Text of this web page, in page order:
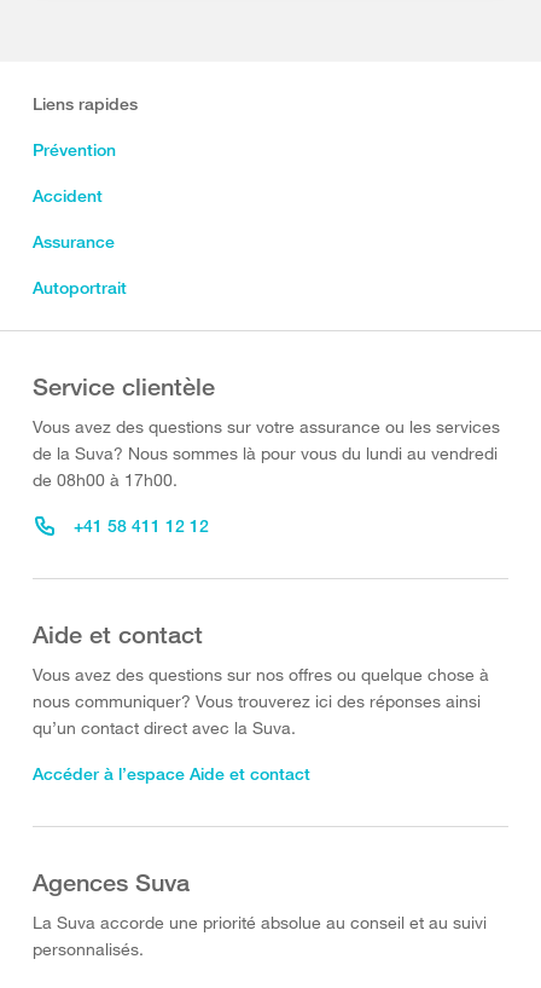
Liens rapides
Prévention
Accident
Assurance
Autoportrait
Service clientèle
Vous avez des questions sur votre assurance ou les services
de la Suva? Nous sommes là pour vous du lundi au vendredi
de 08h00 à 17h00.
+41 58 411 12 12
Aide et contact
Vous avez des questions sur nos offres ou quelque chose à
nous communiquer? Vous trouverez ici des réponses ainsi
qu’un contact direct avec la Suva.
Accéder à l’espace Aide et contact
Agences Suva
La Suva accorde une priorité absolue au conseil et au suivi
personnalisés.